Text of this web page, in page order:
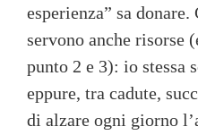
esperienza” sa
servono anche risorse
punto 2 e 3): io stessa
eppure, tra cadute,
di alzare ogni giorno